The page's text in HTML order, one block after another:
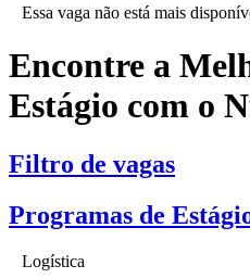
Essa vaga não está mais
Encontre a
Estágio com o
Filtro de vagas
Programas de
Logística